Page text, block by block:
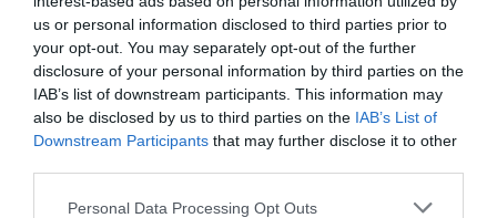
us or personal information disclosed to third parties prior to
your opt-out. You may separately opt-out of the further
disclosure of your personal information by third parties on the
IAB’s list of downstream participants. This information may
also be disclosed by us to third parties on the IAB’s List of
Downstream Participants that may further disclose it to other
Personal Data Processing Opt Outs
qualsevol canvi de domicili social mentre conservi
la seva participació.
AfegirVIA Empresacom a font preferida de
ACTIVAR ARA